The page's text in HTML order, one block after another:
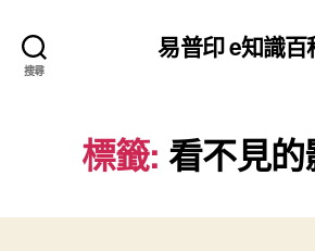
搜尋
易普印 e知識百
標籤: 看不見